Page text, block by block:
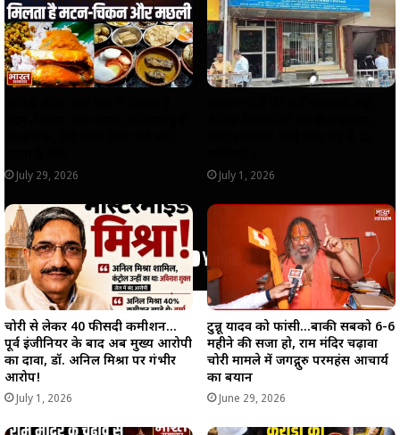
p
k
m
k
July 29, 2026 July 1, 2026
चोरी से लेकर 40 फीसदी कमीशन…
पूर्व इंजीनियर के बाद अब मुख्य आरोपी
का दावा, डॉ. अनिल मिश्रा पर गंभीर
आरोप!
July 1, 2026
टुन्नू यादव को फांसी…बाकी सबको 6-6
महीने की सजा हो, राम मंदिर चढ़ावा
चोरी मामले में जगद्गुरु परमहंस आचार्य
का बयान
June 29, 2026